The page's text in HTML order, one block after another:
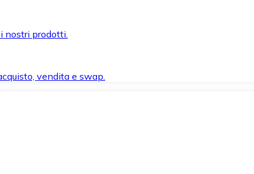
nostri prodotti.
vendita e swap.